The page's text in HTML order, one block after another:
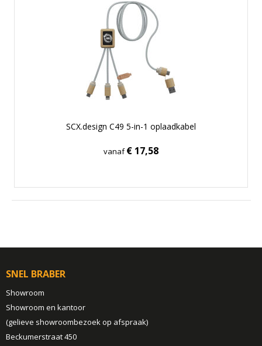
SCX.design C49 5-in-1 oplaadkabel
vanaf€ 17,58
SNEL BRABER
Showroom
Showroom en kantoor
(gelieve showroombezoek op afspraak)
Beckumerstraat 450